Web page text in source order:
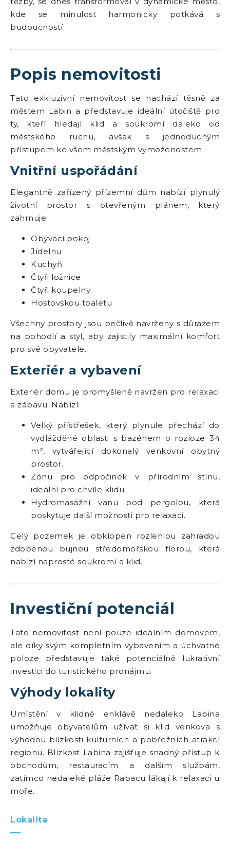
kde se minulost harmonicky potkává s
budoucností.
Popis nemovitosti
Tato exkluzivní nemovitost se nachází těsně za
městem Labin a představuje ideální útočiště pro
ty, kteří hledají klid a soukromí daleko od
městského ruchu, avšak s jednoduchým
přístupem ke všem městským vymoženostem.
Vnitřní uspořádání
Elegantně zařízený přízemní dům nabízí plynulý
životní prostor s otevřeným plánem, který
zahrnuje:
Obývací pokoj
Jídelnu
Kuchyň
Čtyři ložnice
Čtyři koupelny
Hostovskou toaletu
Všechny prostory jsou pečlivě navrženy s důrazem
na pohodlí a styl, aby zajistily maximální komfort
pro své obyvatele.
Exteriér a vybavení
Exteriér domu je promyšleně navržen pro relaxaci
a zábavu. Nabízí:
Velký přístřešek, který plynule přechází do
vydlážděné oblasti s bazénem o rozloze 34
m², vytvářející dokonalý venkovní obytný
prostor.
Zónu pro odpočinek v přírodním stínu,
ideální pro chvíle klidu.
Hydromasážní vanu pod pergolou, která
poskytuje další možnosti pro relaxaci.
Celý pozemek je obklopen rozlehlou zahradou
zdobenou bujnou středomořskou florou, která
nabízí naprosté soukromí a klid.
Investiční potenciál
Tato nemovitost není pouze ideálním domovem,
ale díky svým kompletním vybavením a úchvatné
poloze představuje také potenciálně lukrativní
investici do turistického pronájmu.
Výhody lokality
Umístění v klidné enklávě nedaleko Labina
umožňuje obyvatelům užívat si klid venkova s
výhodou blízkosti kulturních a pobřežních atrakcí
regionu. Blízkost Labina zajišťuje snadný přístup k
obchodům, restauracím a dalším službám,
zatímco nedaleké pláže Rabacu lákají k relaxaci u
moře.
Lokalita